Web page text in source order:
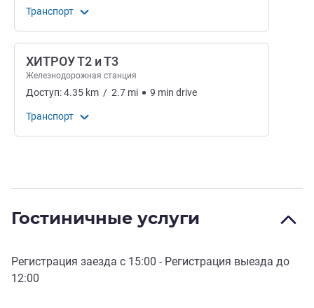
Транспорт
ХИТРОУ Т2 и Т3
Железнодорожная станция
Доступ:4.35 km / 2.7 mi 9 min drive
Транспорт
Гостиничные услуги
Регистрация заезда с 15:00 - Регистрация выезда до
12:00